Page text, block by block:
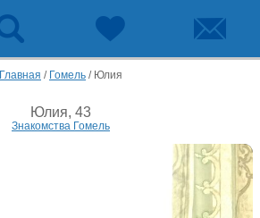
Главная / Гомель / Юлия
Юлия, 43
Знакомства Гомель